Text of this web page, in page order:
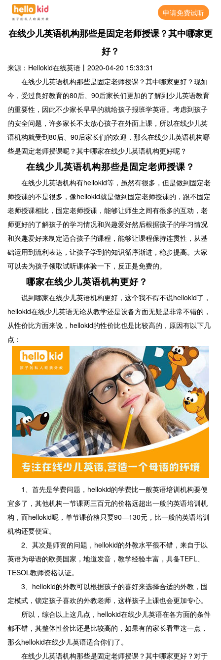
申请免费试听
在线少儿英语机构那些是固定老师授课？其中哪家更
好？
来源：Hellokid在线英语 丨 2020-04-20 15:33:31
在线少儿英语机构那些是固定老师授课？其中哪家更好？现如
今，受过良好教育的80后、90后家长们更加的了解到少儿英语教育
的重要性，因此不少家长早早的就给孩子报班学英语。考虑到孩子
的安全问题，许多家长不太放心孩子在外面上课，所以在线少儿英
语机构就受到80后、90后家长们的欢迎，那么在线少儿英语机构哪
些是固定老师授课呢？其中哪家在线少儿英语机构更好呢？
在线少儿英语机构那些是固定老师授课？
在线少儿英语机构有hellokid等，虽然有很多，但是做到固定老
师授课的不是很多，像hellokid就是做到固定老师授课的，跟不固定
老师授课相比，固定老师授课，能够让师生之间有很多的互动，老
师更好的了解孩子的学习情况和兴趣爱好然后根据孩子的学习情况
和兴趣爱好来制定适合孩子的课程，能够让课程保持连贯性，从基
础运用到流利表达，让孩子学到的知识循序渐进，稳步提高。大家
可以去为孩子领取试听课体验一下，反正是免费的。
哪家在线少儿英语机构更好？
说到哪家在线少儿英语机构更好，这个我不得不说hellokid了，
hellokid在线少儿英语无论从教学还是设备方面无疑是非常不错的，
从性价比方面来说，hellokid的性价比也是比较高的，原因有以下几
点：
1、首先是学费问题，hellokid的学费比一般英语培训机构要便
宜多了，其他机构一节课两三百元的价格远超出一般的英语培训机
构，而hellokid呢，单节课价格只要90—130元，比一般的英语培训
机构还要便宜。
2、其次是师资的问题，hellokid的外教水平很不错，来自于以
英语为母语的欧美国家，地道发音，教学经验丰富，具备TEFL、
TESOL教师资格认证。
3、hellokid的外教可以根据孩子的喜好来选择合适的外教，固
定模式，锁定孩子喜欢的外教老师，这样孩子上课也会更加专心。
所以，综合以上这几点，hellokid在线少儿英语在各方面的条件
都不错，其整体性价比还是比较高的，如果有的家长看重这一点，
那么hellokid在线少儿英语适合你们了。
在线少儿英语机构那些是固定老师授课？其中哪家更好？对于